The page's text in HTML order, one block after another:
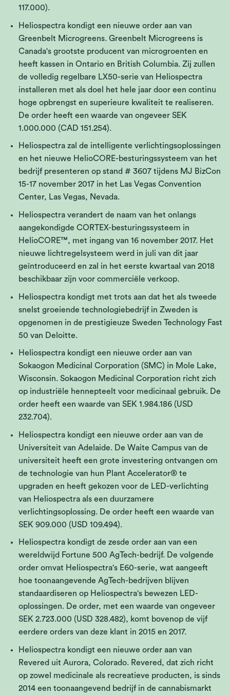
117.000).
Heliospectra kondigt een nieuwe order aan van
Greenbelt Microgreens. Greenbelt Microgreens is
Canada's grootste producent van microgroenten en
heeft kassen in Ontario en British Columbia. Zij zullen
de volledig regelbare LX50-serie van Heliospectra
installeren met als doel het hele jaar door een continu
hoge opbrengst en superieure kwaliteit te realiseren.
De order heeft een waarde van ongeveer SEK
1.000.000 (CAD 151.254).
Heliospectra zal de intelligente verlichtingsoplossingen
en het nieuwe HelioCORE-besturingssysteem van het
bedrijf presenteren op stand # 3607 tijdens MJ BizCon
15-17 november 2017 in het Las Vegas Convention
Center, Las Vegas, Nevada.
Heliospectra verandert de naam van het onlangs
aangekondigde CORTEX-besturingssysteem in
HelioCORE™, met ingang van 16 november 2017. Het
nieuwe lichtregelsysteem werd in juli van dit jaar
geïntroduceerd en zal in het eerste kwartaal van 2018
beschikbaar zijn voor commerciële verkoop.
Heliospectra kondigt met trots aan dat het als tweede
snelst groeiende technologiebedrijf in Zweden is
opgenomen in de prestigieuze Sweden Technology Fast
50 van Deloitte.
Heliospectra kondigt een nieuwe order aan van
Sokaogon Medicinal Corporation (SMC) in Mole Lake,
Wisconsin. Sokaogon Medicinal Corporation richt zich
op industriële hennepteelt voor medicinaal gebruik. De
order heeft een waarde van SEK 1.984.186 (USD
232.704).
Heliospectra kondigt een nieuwe order aan van de
Universiteit van Adelaide. De Waite Campus van de
universiteit heeft een grote investering ontvangen om
de technologie van hun Plant Accelerator® te
upgraden en heeft gekozen voor de LED-verlichting
van Heliospectra als een duurzamere
verlichtingsoplossing. De order heeft een waarde van
SEK 909.000 (USD 109.494).
Heliospectra kondigt de zesde order aan van een
wereldwijd Fortune 500 AgTech-bedrijf. De volgende
order omvat Heliospectra's E60-serie, wat aangeeft
hoe toonaangevende AgTech-bedrijven blijven
standaardiseren op Heliospectra's bewezen LED-
oplossingen. De order, met een waarde van ongeveer
SEK 2.723.000 (USD 328.482), komt bovenop de vijf
eerdere orders van deze klant in 2015 en 2017.
Heliospectra kondigt een nieuwe order aan van
Revered uit Aurora, Colorado. Revered, dat zich richt
op zowel medicinale als recreatieve producten, is sinds
2014 een toonaangevend bedrijf in de cannabismarkt